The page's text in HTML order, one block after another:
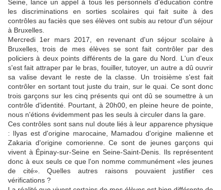
Seine, lance un appel à tous les personnels d'éducation contre
les discriminations en sorties scolaires qui fait suite à des
contrôles au faciès que ses élèves ont subis au retour d'un séjour
à Bruxelles.
Mercredi 1er mars 2017, en revenant d'un séjour scolaire à
Bruxelles, trois de mes élèves se sont fait contrôler par des
policiers à deux points différents de la gare du Nord. L'un d'eux
s'est fait attraper par le bras, fouiller, tutoyer, un autre a dû ouvrir
sa valise devant le reste de la classe. Un troisième s'est fait
contrôler en sortant tout juste du train, sur le quai. Ce sont donc
trois garçons sur les cinq présents qui ont dû se soumettre à un
contrôle d'identité. Pourtant, à 20h00, en pleine heure de pointe,
nous n'étions évidemment pas les seuls à circuler dans la gare.
Ces contrôles sont sans nul doute liés à leur apparence physique
: Ilyas est d'origine marocaine, Mamadou d'origine malienne et
Zakaria d'origine comorienne. Ce sont de jeunes garçons qui
vivent à Épinay-sur-Seine en Seine-Saint-Denis. Ils représentent
donc à eux seuls ce que l'on nomme communément «les jeunes
de cité». Quelles autres raisons pouvaient justifier ces
vérifications ?